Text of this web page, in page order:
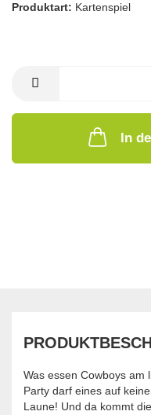
Produktart: Kartenspiel
In
Was essen Cowboys am
Party darf eines auf
Laune! Und da kommt